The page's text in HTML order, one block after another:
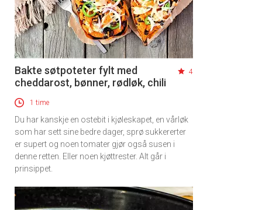
Få ukentlige nyhetsbrev fra
Apéritif
Vi tilbyr flere ukentlige nyhetsbrev. Du
kan fritt velge hvilke du ønsker å få
Bakte søtpoteter fylt med
cheddarost, bønner, rødløk, chili
4
1 time
Du har kanskje en ostebit i kjøleskapet, en vårløk
som har sett sine bedre dager, sprø sukkererter
er supert og noen tomater gjør også susen i
denne retten. Eller noen kjøttrester. Alt går i
prinsippet.